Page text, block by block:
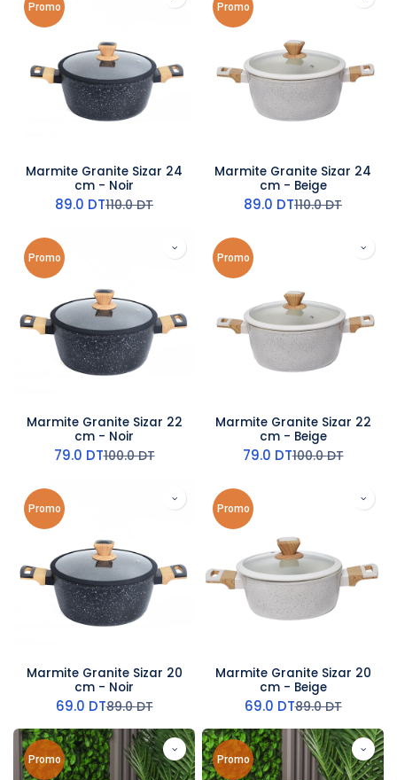
Promo
Marmite Granite Sizar 24
cm - Noir
89.0 DT110.0DT
Promo
Marmite Granite Sizar 24
cm - Beige
89.0 DT110.0DT
Promo
Marmite Granite Sizar 22
cm - Noir
79.0 DT100.0DT
Promo
Marmite Granite Sizar 22
cm - Beige
79.0 DT100.0DT
Promo
Marmite Granite Sizar 20
cm - Noir
69.0 DT89.0DT
Promo
Marmite Granite Sizar 20
cm - Beige
69.0 DT89.0DT
Promo Promo